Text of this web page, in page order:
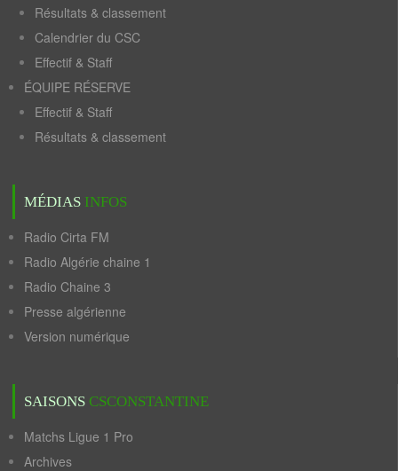
Résultats & classement
Calendrier du CSC
Effectif & Staff
ÉQUIPE RÉSERVE
Effectif & Staff
Résultats & classement
MÉDIAS INFOS
Radio Cirta FM
Radio Algérie chaine 1
Radio Chaine 3
Presse algérienne
Version numérique
SAISONS CSCONSTANTINE
Matchs Ligue 1 Pro
Archives